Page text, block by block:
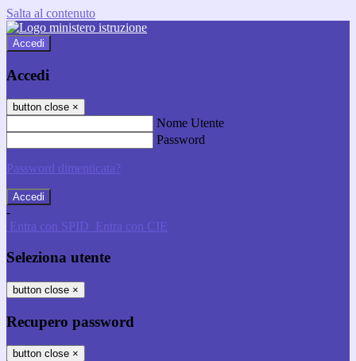
Salta al contenuto
Accedi
Accedi
button close ×
Nome Utente
Password
Password dimenticata?
-
Entra con SPID Entra con CIE
Seleziona utente
button close ×
Recupero password
button close ×